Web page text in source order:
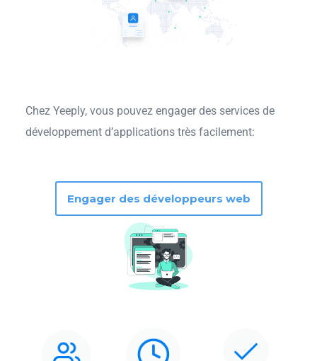
Chez Yeeply, vous pouvez engager des services de
développement d’applications très facilement:
Engager des développeurs web